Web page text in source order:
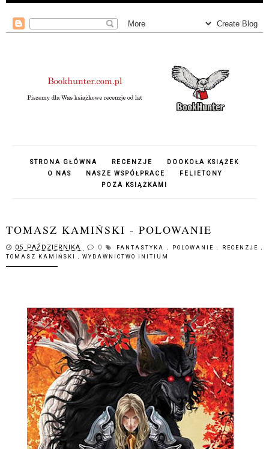
STRONA GŁÓWNA RECENZJE
DOOKOŁA KSIĄŻEK
O NAS
NASZE WSPÓŁPRACE
FELIETONY
POZA KSIĄŻKAMI
TOMASZ KAMIŃSKI - POLOWANIE
05 PAŹDZIERNIKA 0 FANTASTYKA, POLOWANIE, RECENZJE,
TOMASZ KAMIŃSKI , WYDAWNICTWO INITIUM